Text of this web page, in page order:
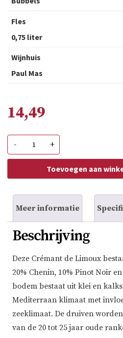
Fles
0,75 liter
Wijnhuis
Paul Mas
14,49
-
Mas
Prima
Crémant
de
aantal
+
Toevoegen aan
Meer informatie
Beschrijving
Deze Crémant de Limoux
20% Chenin, 10% Pinot Noir
bodem bestaat uit klei en
Mediterraan klimaat met
zeeklimaat. De druiven
van de 20 tot 25 jaar oude